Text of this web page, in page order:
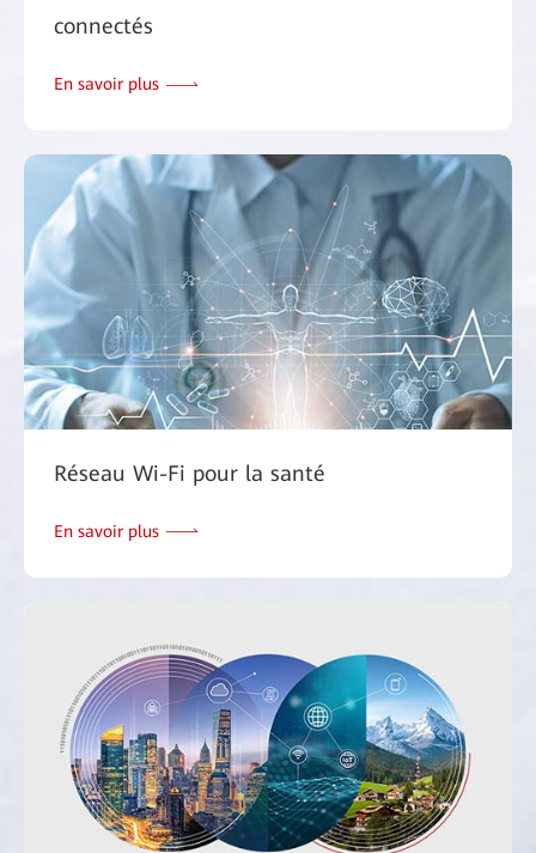
connectés
En savoir plus
Réseau Wi-Fi pour la santé
En savoir plus